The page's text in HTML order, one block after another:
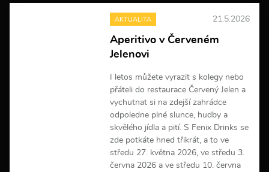
e
i
f
o
m
a
í
AKTUALITA 21.5.2026
Aperitivo v Červeném
Jelenovi
I letos můžete vyrazit s kolegy nebo
přáteli do restaurace Červený Jelen a
vychutnat si na zdejší zahrádce
odpoledne plné slunce, hudby a
skvělého jídla a pití. S Fenix Drinks se
zde potkáte hned třikrát, a to ve
středu 27. května 2026, ve středu 3.
června 2026 a ve středu 10. června